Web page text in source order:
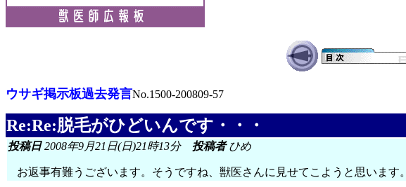
ウサギ掲示板過去発言No.1500-200809-57
Re:Re:脱毛がひどいんです・・・
投稿日2008年9月21日(日)21時13分 投稿者ひめ
お返事有難うございます。そうですね、獣医さんに見せてこようと思います。